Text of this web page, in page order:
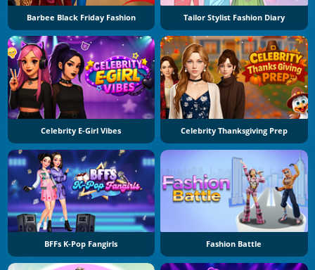
Barbee Black Friday Fashion Tailor Stylist Fashion Diary
Celebrity E-Girl Vibes Celebrity Thanksgiving Prep
BFFs K-Pop Fangirls Fashion Battle